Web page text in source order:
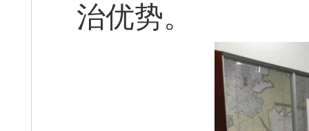
治优势。